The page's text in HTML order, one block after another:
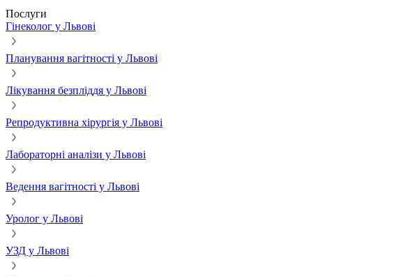
Послуги
Гінеколог у Львові
Планування вагітності у Львові
Лікування безпліддя у Львові
Репродуктивна хірургія у Львові
Лабораторні аналізи у Львові
Ведення вагітності у Львові
Уролог у Львові
УЗД у Львові